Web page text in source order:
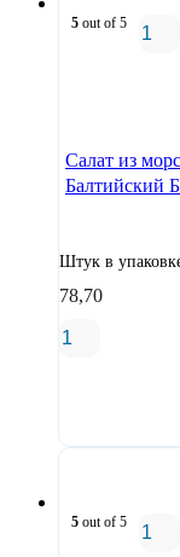
5 out of 5
Салат из
Балтийский
Штук в
78,70
5 out of 5